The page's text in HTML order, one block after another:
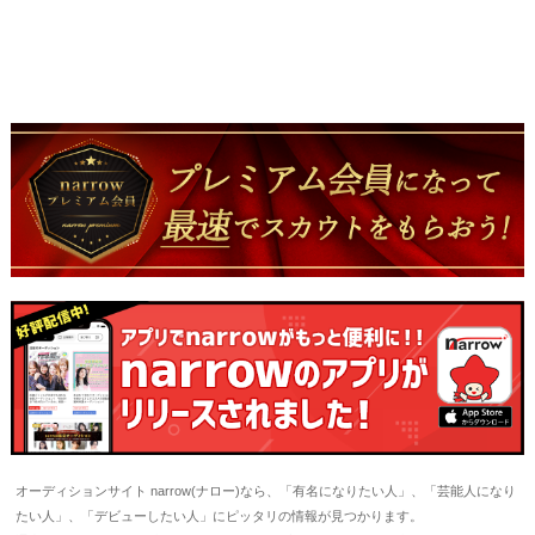
オーディションサイト narrow(ナロー)なら、「有名になりたい人」、「芸能人になり
たい人」、「デビューしたい人」にピッタリの情報が見つかります。